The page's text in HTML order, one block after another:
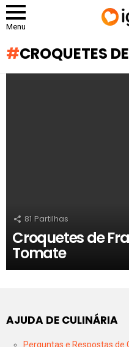
Menu
CROQUETES
81 Partilhas
Croquetes de
Tomate
AJUDA DE CULINÁRIA
Perguntas e Respostas de